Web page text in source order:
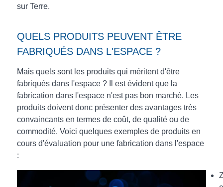
sur Terre.
QUELS PRODUITS PEUVENT ÊTRE
FABRIQUÉS DANS L'ESPACE ?
Mais quels sont les produits qui méritent d'être
fabriqués dans l'espace ? Il est évident que la
fabrication dans l'espace n'est pas bon marché. Les
produits doivent donc présenter des avantages très
convaincants en termes de coût, de qualité ou de
commodité. Voici quelques exemples de produits en
cours d'évaluation pour une fabrication dans l'espace
: